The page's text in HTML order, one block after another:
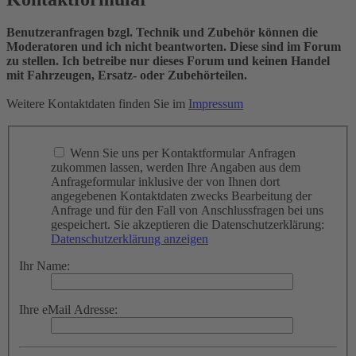
Benutzeranfragen bzgl. Technik und Zubehör können die
Moderatoren und ich nicht beantworten. Diese sind im Forum
zu stellen. Ich betreibe nur dieses Forum und keinen Handel
mit Fahrzeugen, Ersatz- oder Zubehörteilen.
Weitere Kontaktdaten finden Sie im Impressum
Wenn Sie uns per Kontaktformular Anfragen
zukommen lassen, werden Ihre Angaben aus dem
Anfrageformular inklusive der von Ihnen dort
angegebenen Kontaktdaten zwecks Bearbeitung der
Anfrage und für den Fall von Anschlussfragen bei uns
gespeichert. Sie akzeptieren die Datenschutzerklärung:
Datenschutzerklärung anzeigen
Ihr Name:
Ihre eMail Adresse: